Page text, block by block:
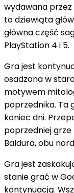
wydawana
to dziewiąta
główna część
PlayStation 4 i 5.
Gra jest
osadzona w
motywem
poprzednika. Ta
koniec dni.
poprzedniej
Baldura, obu
Gra jest
stanie grać w
kontynuacją.